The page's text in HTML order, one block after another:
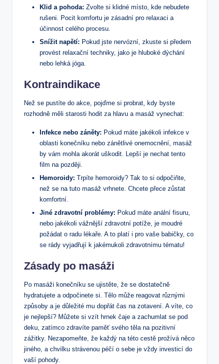
Klid a pohoda: Zvolte si klidné místo, kde nebudete
rušeni. Pocit komfortu je zásadní pro relaxaci a
účinnost celého procesu.
Snížit napětí: Pokud jste nervózní, zkuste si předem
provést relaxační techniky, jako je hluboké dýchání
nebo lehká jóga.
Kontraindikace
Než se pustíte do akce, pojďme si probrat, kdy byste
rozhodně měli starosti hodit za hlavu a masáž vynechat:
Infekce nebo záněty: Pokud máte jakékoli infekce v
oblasti konečníku nebo zánětlivé onemocnění, masáž
by vám mohla akorát uškodit. Lepší je nechat tento
film na později.
Hemoroidy: Trpíte hemoroidy? Tak to si odpočiňte,
než se na tuto masáž vrhnete. Chcete přece zůstat
komfortní.
Jiné zdravotní problémy: Pokud máte anální fisuru,
nebo jakékoli vážnější zdravotní potíže, je moudré
požádat o radu lékaře. A to platí i pro vaše babičky, co
se rády vyjadřují k jakémukoli zdravotnímu tématu!
Zásady po masáži
Po masáži konečníku se ujistěte, že se dostatečně
hydratujete a odpočinete si. Tělo může reagovat různými
způsoby a je důležité mu dopřát čas na zotavení. A víte, co
je nejlepší? Můžete si vzít hrnek čaje a zachumlat se pod
deku, zatímco zdravíte paměť svého těla na pozitivní
zážitky. Nezapomeňte, že každý na této cestě prožívá něco
jiného, a chvilku strávenou péčí o sebe je vždy investicí do
vaší pohody.